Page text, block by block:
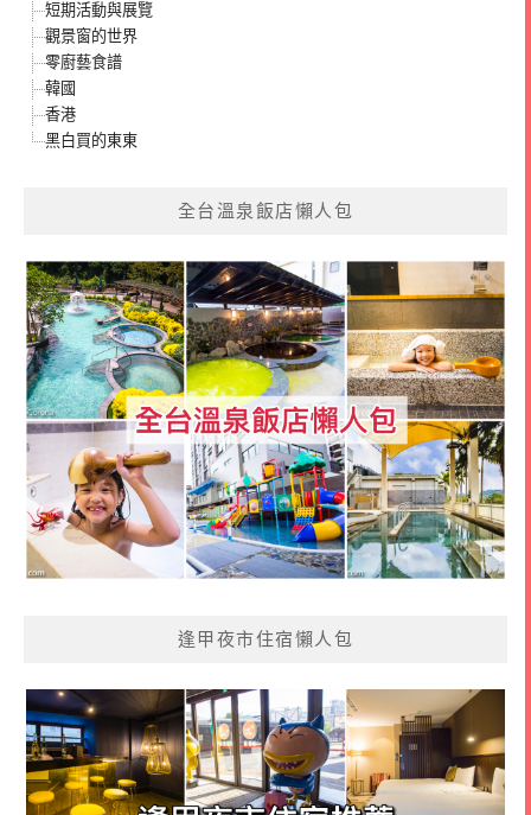
短期活動與展覽
觀景窗的世界
零廚藝食譜
韓國
香港
黑白買的東東
全台溫泉飯店懶人包
逢甲夜市住宿懶人包